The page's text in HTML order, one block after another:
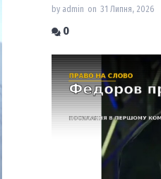
by admin on 31 Липня, 2026
0